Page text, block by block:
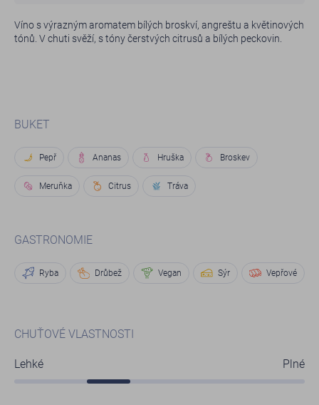
Víno s výrazným aromatem bílých broskví, angreštu a květinových
tónů. V chuti svěží, s tóny čerstvých citrusů a bílých peckovin.
BUKET
Pepř Ananas Hruška Broskev
Meruňka Citrus Tráva
GASTRONOMIE
Ryba Drůbež Vegan Sýr Vepřové
CHUŤOVÉ VLASTNOSTI
Lehké Plné